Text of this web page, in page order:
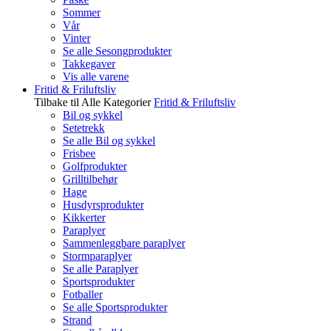
Sommer
Vår
Vinter
Se alle Sesongprodukter
Takkegaver
Vis alle varene
Fritid & Friluftsliv
Tilbake til Alle Kategorier Fritid & Friluftsliv
Bil og sykkel
Setetrekk
Se alle Bil og sykkel
Frisbee
Golfprodukter
Grilltilbehør
Hage
Husdyrsprodukter
Kikkerter
Paraplyer
Sammenleggbare paraplyer
Stormparaplyer
Se alle Paraplyer
Sportsprodukter
Fotballer
Se alle Sportsprodukter
Strand